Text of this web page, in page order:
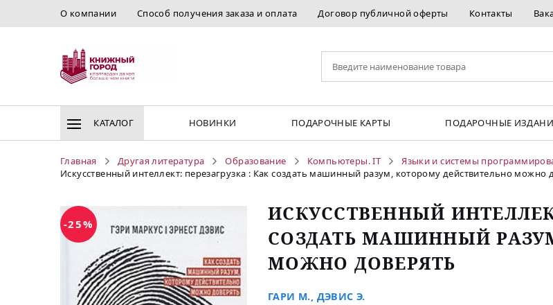
О компании Способ получения заказа и оплата Договор публичной оферты Контакты
КАТАЛОГ НОВИНКИ ПОДАРОЧНЫЕ КАРТЫ ПОДАРОЧНЫЕ
Главная Другая литература Образование Компьютеры. IT
Языки и системы
Искусственный интеллект: перезагрузка : Как создать машинный разум, которому действительно можно
-25%
ИСКУССТВЕННЫЙ
СОЗДАТЬ МАШИННЫЙ
МОЖНО ДОВЕРЯТЬ
ГАРИ М., ДЭВИС Э.